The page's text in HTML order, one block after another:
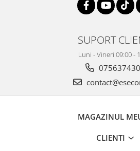
Audio HI-FI & Profesionale
SUPORT
Luni - Vineri 09:00 -
MAGAZINUL
CLIENTI